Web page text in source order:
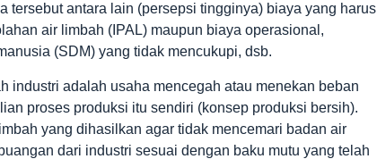
tersebut antara lain (persepsi tingginya) biaya yang harus
air limbah (IPAL) maupun biaya operasional,
(SDM) yang tidak mencukupi, dsb.
industri adalah usaha mencegah atau menekan beban
proses produksi itu sendiri (konsep produksi bersih).
yang dihasilkan agar tidak mencemari badan air
dari industri sesuai dengan baku mutu yang telah